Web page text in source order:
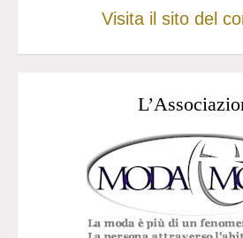
Visita il sito del